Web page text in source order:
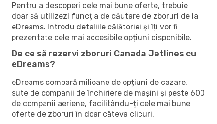
Pentru a descoperi cele mai bune oferte, trebuie
doar să utilizezi funcția de căutare de zboruri de la
eDreams. Introdu detaliile călătoriei și îți vor fi
prezentate cele mai accesibile opțiuni disponibile.
De ce să rezervi zboruri Canada Jetlines cu
eDreams?
eDreams compară milioane de opțiuni de cazare,
sute de companii de închiriere de mașini și peste 600
de companii aeriene, facilitându-ți cele mai bune
oferte de zboruri în doar câteva clicuri.